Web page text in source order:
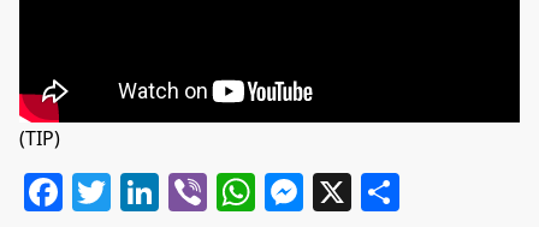
(TIP)
Facebook
Twitter
LinkedIn
ViberWhatsApp
Messenger
X